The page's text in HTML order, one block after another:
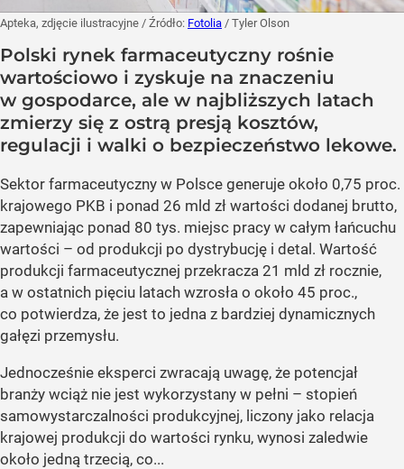
Apteka, zdjęcie ilustracyjne / Źródło: Fotolia / Tyler Olson
Polski rynek farmaceutyczny rośnie
wartościowo i zyskuje na znaczeniu
w gospodarce, ale w najbliższych latach
zmierzy się z ostrą presją kosztów,
regulacji i walki o bezpieczeństwo lekowe.
Sektor farmaceutyczny w Polsce generuje około 0,75 proc.
krajowego PKB i ponad 26 mld zł wartości dodanej brutto,
zapewniając ponad 80 tys. miejsc pracy w całym łańcuchu
wartości – od produkcji po dystrybucję i detal. Wartość
produkcji farmaceutycznej przekracza 21 mld zł rocznie,
a w ostatnich pięciu latach wzrosła o około 45 proc.,
co potwierdza, że jest to jedna z bardziej dynamicznych
gałęzi przemysłu.
Jednocześnie eksperci zwracają uwagę, że potencjał
branży wciąż nie jest wykorzystany w pełni – stopień
samowystarczalności produkcyjnej, liczony jako relacja
krajowej produkcji do wartości rynku, wynosi zaledwie
około jedną trzecią, co...